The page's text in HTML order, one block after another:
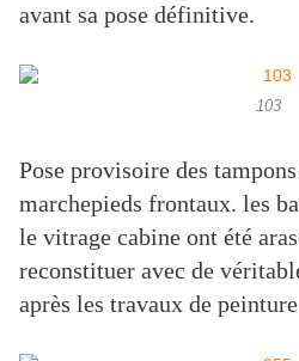
avant sa pose définitive.
103
Pose provisoire des
marchepieds frontaux. les
le vitrage cabine ont été
reconstituer avec de
après les travaux de